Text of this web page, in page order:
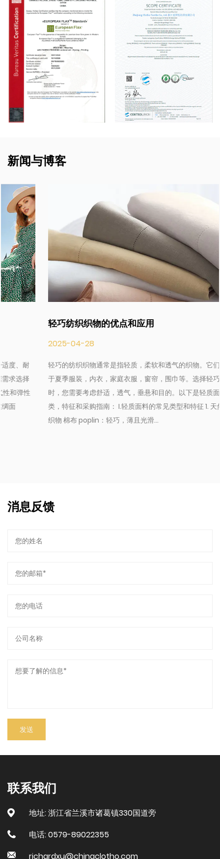
新闻与博客
轻巧纺织织物的优点和应用
2025-04-28
轻巧的纺织织物通常是指轻质，柔软和透气的织物。它们被广泛用
于夏季服装，内衣，家庭衣服，窗帘，围巾等。选择轻巧的面料
时，您需要考虑舒适，透气，垂悬和目的。以下是轻质面料的分
类，特征和采购指南： I.轻质面料的常见类型和特征 1. 天然纤维轻质
织物 棉布 poplin：轻巧，薄且光滑...
消息反馈
联系我们
地址: 浙江省兰溪市诸葛镇330国道旁
电话: 0579-89022355
richardxu@chinaclotho.com